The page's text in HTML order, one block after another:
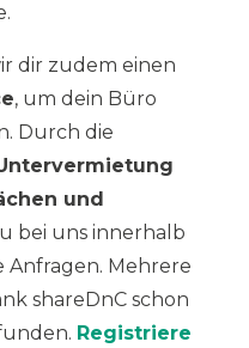
dir zudem einen
, um dein Büro
Durch die
und
bei uns innerhalb
Mehrere
shareDnC schon
Registriere